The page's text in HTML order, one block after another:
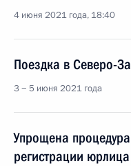
4 июня 2021 года, 18:40
Поездка в Северо-
3 − 5 июня 2021 года
Упрощена
регистрации